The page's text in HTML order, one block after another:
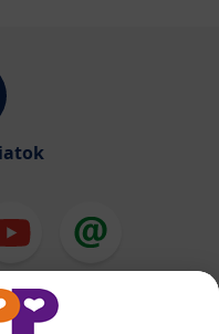
Príkrmy